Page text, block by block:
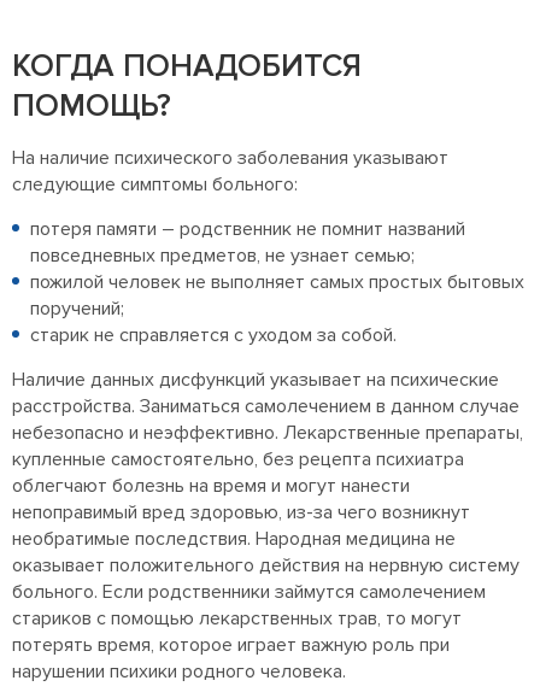
КОГДА ПОНАДОБИТСЯ
ПОМОЩЬ?
На наличие психического заболевания указывают
следующие симптомы больного:
потеря памяти – родственник не помнит названий
повседневных предметов, не узнает семью;
пожилой человек не выполняет самых простых бытовых
поручений;
старик не справляется с уходом за собой.
Наличие данных дисфункций указывает на психические
расстройства. Заниматься самолечением в данном случае
небезопасно и неэффективно. Лекарственные препараты,
купленные самостоятельно, без рецепта психиатра
облегчают болезнь на время и могут нанести
непоправимый вред здоровью, из-за чего возникнут
необратимые последствия. Народная медицина не
оказывает положительного действия на нервную систему
больного. Если родственники займутся самолечением
стариков с помощью лекарственных трав, то могут
потерять время, которое играет важную роль при
нарушении психики родного человека.